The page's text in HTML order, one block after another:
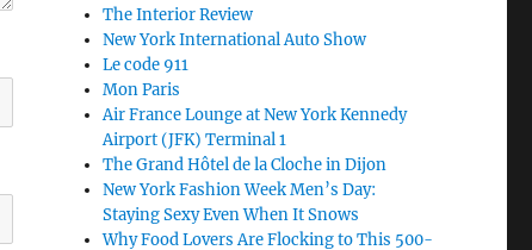
The Interior Review
New York International Auto Show
Le code 911
Mon Paris
Air France Lounge at New York Kennedy
Airport (JFK) Terminal 1
The Grand Hôtel de la Cloche in Dijon
New York Fashion Week Men’s Day:
Staying Sexy Even When It Snows
Why Food Lovers Are Flocking to This 500-